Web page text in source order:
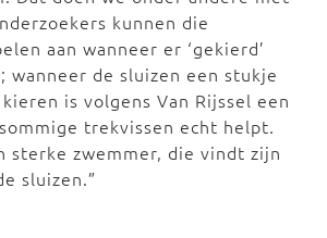
kunnen die
aan wanneer er ‘gekierd’
de sluizen een stukje
is volgens Van Rijssel een
trekvissen echt helpt.
sterke zwemmer, die vindt zijn
sluizen.”